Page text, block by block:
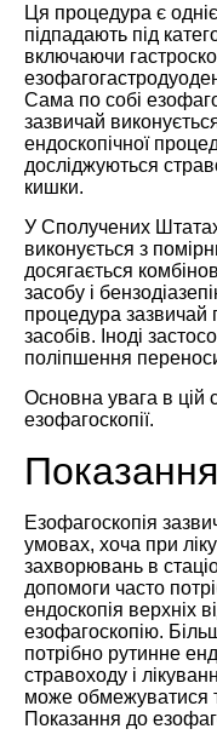
Ця процедура є
підпадають під
включаючи
Сама по собі
зазвичай
ендоскопічної
досліджуються
кишки.
У Сполучених
виконується з
досягається
засобу і
процедура зазвичай
засобів. Іноді
поліпшення
Основна увага в цій
езофагоскопії.
Показання
Езофагоскопія
умовах, хоча при
захворювань в
допомоги часто
ендоскопія верхніх
езофагоскопію.
потрібно рутинне
стравоходу і
може обмежуватися
Показання до